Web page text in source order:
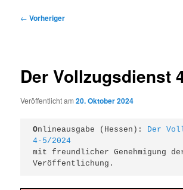
Beitragsnavigation
← Vorheriger
Der Vollzugsdienst
Veröffentlicht am20. Oktober 2024
Onlineausgabe (Hessen): Der
4-5/2024
mit freundlicher Genehmigung
Veröffentlichung.